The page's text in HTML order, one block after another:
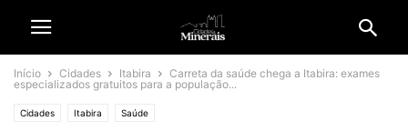
Início Cidades Itabira
Carreta da saúde chega a Itabira: exames
especializados gratuitos para a população...
Cidades Itabira Saúde